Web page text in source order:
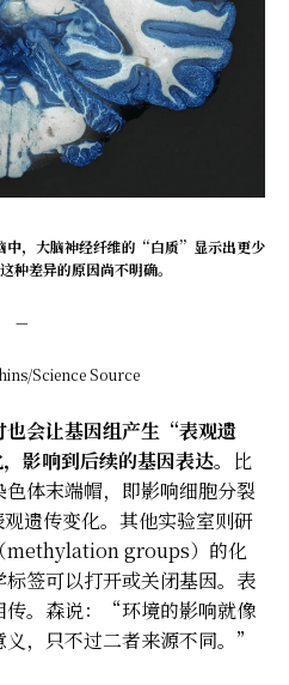
中，大脑神经纤维的“白质”显示出更少
种差异的原因尚不明确。
—
Science Source
也会让基因组产生“表观遗
响到后续的基因表达。
比
体末端帽，即影响细胞分裂
遗传变化。其他实验室则研
methylation groups）的化
签可以打开或关闭基因。表
传。森说：“环境的影响就像
，只不过二者来源不同。”